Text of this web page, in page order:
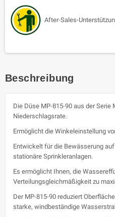
After-Sales-
Beschreibung
Die Düse MP-815-90 aus der Serie
Niederschlagsrate.
Ermöglicht die Winkeleinstellung
Entwickelt für die Bewässerung
stationäre Sprinkleranlagen.
Es ermöglicht Ihnen, die
Verteilungsgleichmäßigkeit zu
Der MP-815-90 reduziert
starke, windbeständige